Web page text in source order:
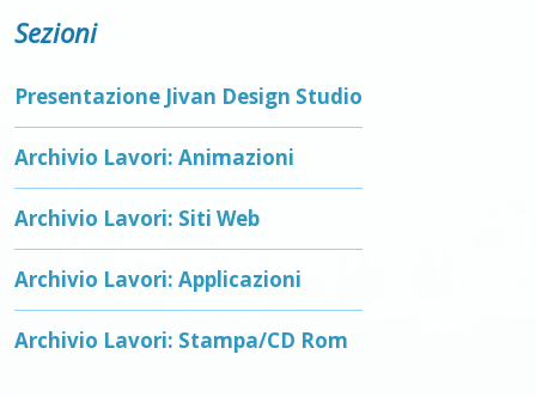
Sezioni
Presentazione Jivan Design Studio
Archivio Lavori: Animazioni
Archivio Lavori: Siti Web
Archivio Lavori: Applicazioni
Archivio Lavori: Stampa/CD Rom